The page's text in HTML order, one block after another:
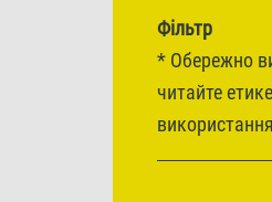
Фільтр
* Обережно
читайте